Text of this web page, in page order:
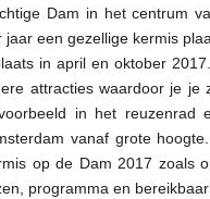
Dam in het centrum
jaar een gezellige kermis
in april en oktober
attracties waardoor je je
in het reuzenrad
vanaf grote
op de Dam 2017 zoals
programma en